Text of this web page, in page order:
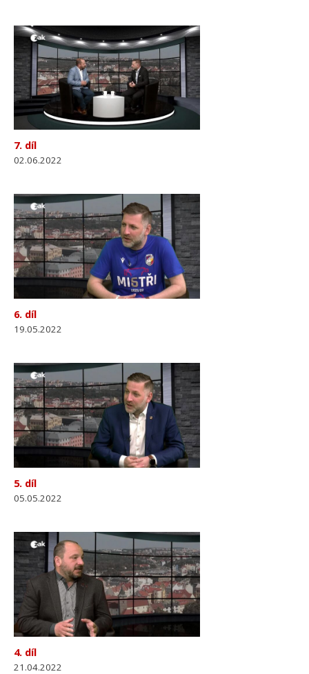
7. díl
02.06.2022
6. díl
19.05.2022
5. díl
05.05.2022
4. díl
21.04.2022